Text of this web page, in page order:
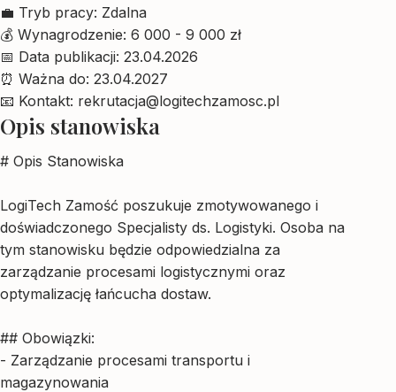
💼 Tryb pracy: Zdalna
💰 Wynagrodzenie: 6 000 - 9 000 zł
📅 Data publikacji: 23.04.2026
⏰ Ważna do: 23.04.2027
📧 Kontakt: rekrutacja@logitechzamosc.pl
Opis stanowiska
# Opis Stanowiska
LogiTech Zamość poszukuje zmotywowanego i
doświadczonego Specjalisty ds. Logistyki. Osoba na
tym stanowisku będzie odpowiedzialna za
zarządzanie procesami logistycznymi oraz
optymalizację łańcucha dostaw.
## Obowiązki:
- Zarządzanie procesami transportu i
magazynowania